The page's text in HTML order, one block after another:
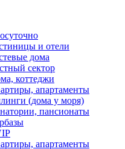
и отели
дома
сектор
коттеджи
апартаменты
(дома у моря)
пансионаты
апартаменты